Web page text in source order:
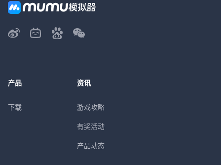
产品
下载
资讯
游戏攻略
有奖活动
产品动态